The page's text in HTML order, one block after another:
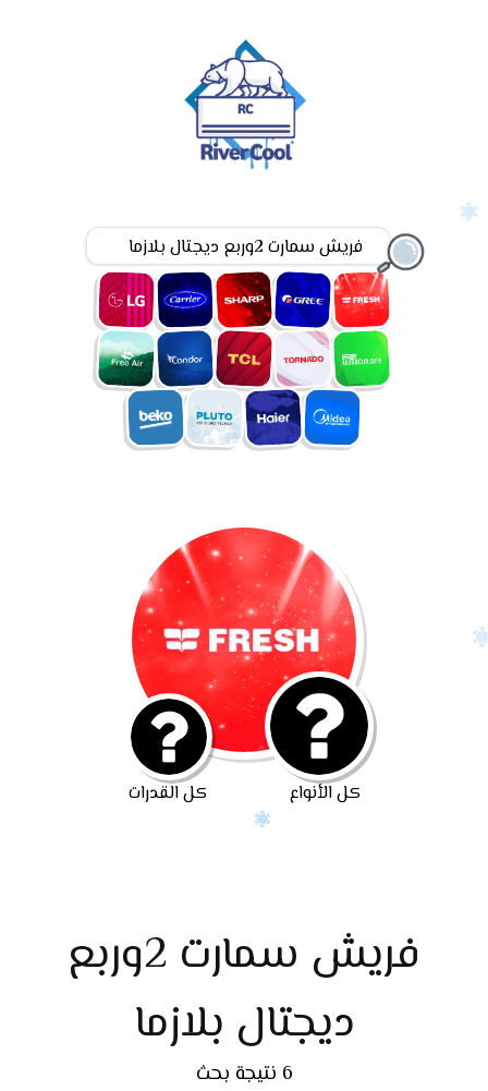
كل القدرات كل الأنواع
فريش سمارت 2وربع
ديجتال بلازما
6 نتيجة بحث